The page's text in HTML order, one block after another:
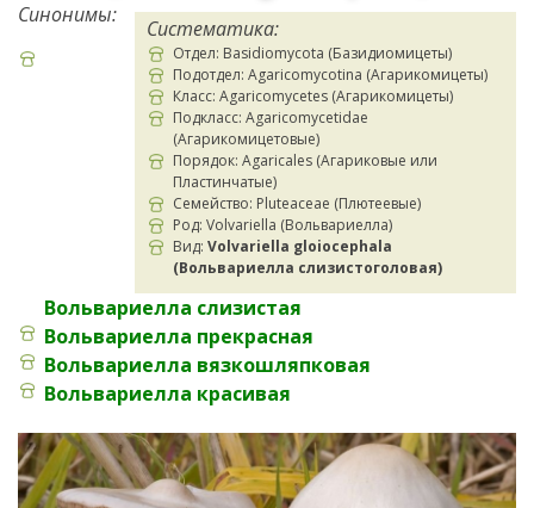
Систематика:
Отдел: Basidiomycota (Базидиомицеты)
Подотдел: Agaricomycotina (Агарикомицеты)
Класс: Agaricomycetes (Агарикомицеты)
Подкласс: Agaricomycetidae
(Агарикомицетовые)
Порядок: Agaricales (Агариковые или
Пластинчатые)
Семейство: Pluteaceae (Плютеевые)
Род: Volvariella (Вольвариелла)
Вид: Volvariella gloiocephala
(Вольвариелла слизистоголовая)
Синонимы:
Вольвариелла слизистая
Вольвариелла прекрасная
Вольвариелла вязкошляпковая
Вольвариелла красивая